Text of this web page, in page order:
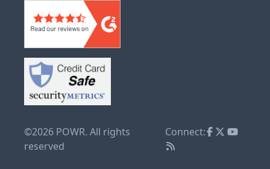
©2026 POWR. All rights
reserved
Connect: